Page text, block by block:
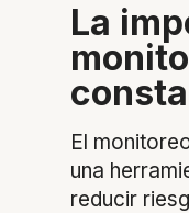
La
El
una
reducir